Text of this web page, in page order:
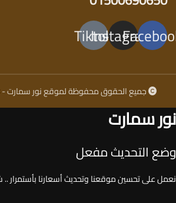
Instagram
Tiktok
جميع الحقوق محفوظة لموقع نور سمارت - NOURSMART 2023
نور سمارت
وضع التحديث مفعل
نعمل على تحسين موقعنا وتحديث أسعارنا بأستمرار